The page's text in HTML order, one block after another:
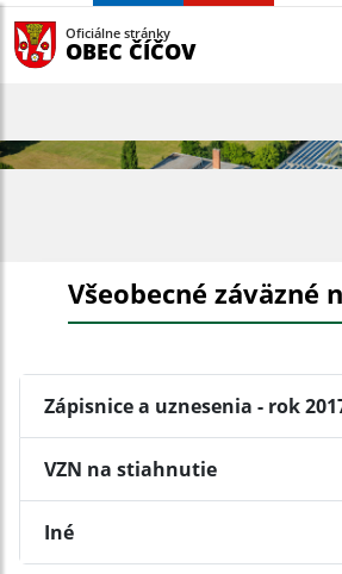
Oficiálne stránky
OBEC ČÍČOV
Všeobecné záväzné
Zápisnice a uznesenia - rok
VZN na stiahnutie
Iné